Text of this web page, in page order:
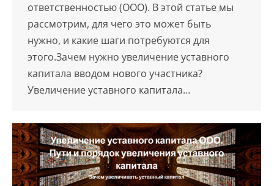
ответственностью (ООО). В этой статье мы
рассмотрим, для чего это может быть
нужно, и какие шаги потребуются для
этого.Зачем нужно увеличение уставного
капитала вводом нового участника?
Увеличение уставного капитала…